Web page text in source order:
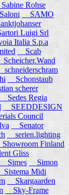
Rohse
SAMO
Luigi Srl
Italia S.p.a
Scab
Scheicher.Wand
schneiderschram
Schonstaub
scherer
Sedes Regia
SEEDDESIGN
Council
Senator
serien.lighting
Finland
Gliss
Simes Simon
Sistema Midi
Skargaarden
Sky-Frame